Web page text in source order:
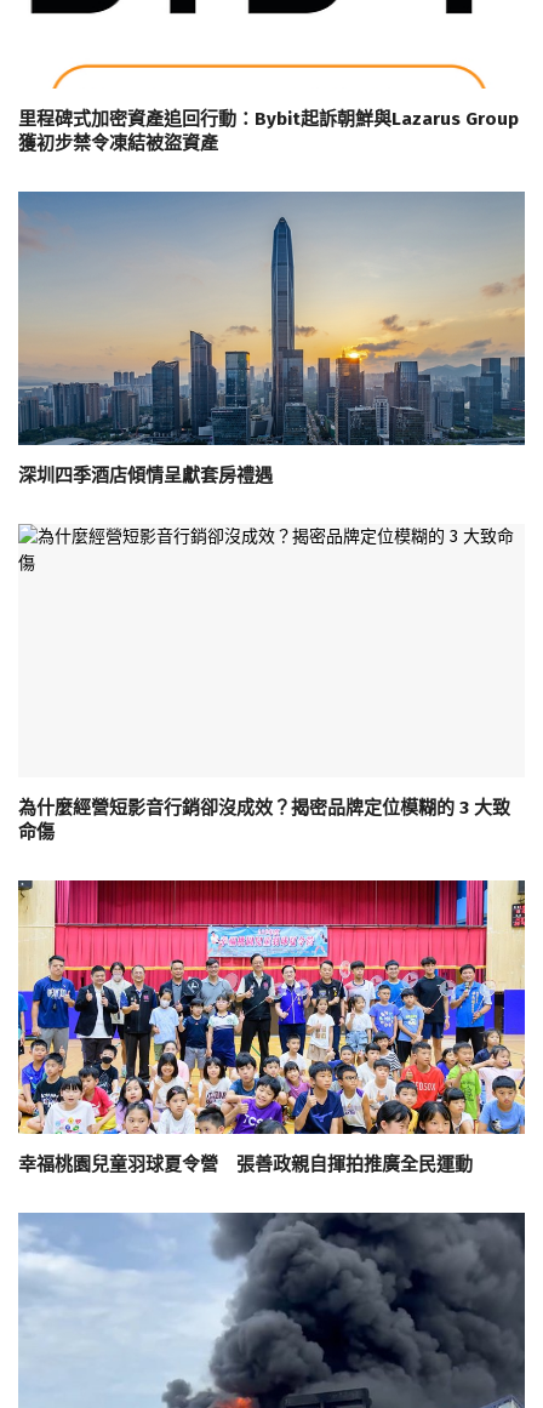
里程碑式加密資產追回行動：Bybit起訴朝鮮與Lazarus Group
獲初步禁令凍結被盜資產
深圳四季酒店傾情呈獻套房禮遇
為什麼經營短影音行銷卻沒成效？揭密品牌定位模糊的 3 大致
命傷
幸福桃園兒童羽球夏令營 張善政親自揮拍推廣全民運動